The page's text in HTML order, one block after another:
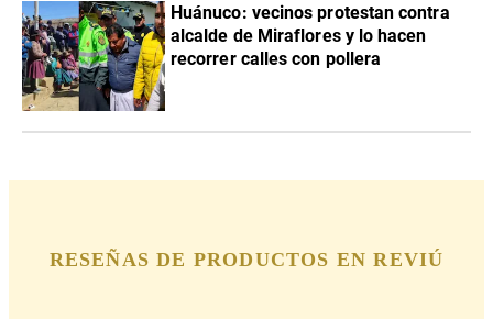
Huánuco: vecinos protestan contra
alcalde de Miraflores y lo hacen
recorrer calles con pollera